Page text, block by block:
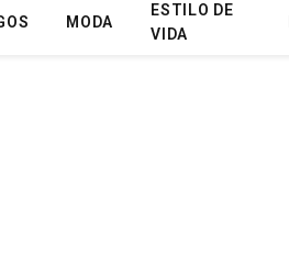
MODA
ESTILO DE
VIDA